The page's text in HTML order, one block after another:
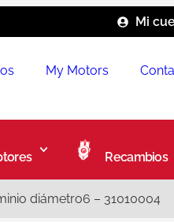
Mi
My Motors
Recambios
diámetro6 – 31010004